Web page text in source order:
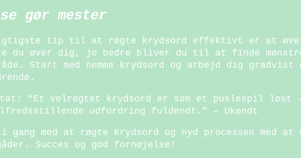
gør mester
tip til at røgte krydsord effektivt er at øve
du øver dig, jo bedre bliver du til at finde
Start med nemme krydsord og arbejd dig
“Et velrøgtet krydsord er som et puslespil løst
udfordring fuldendt.” – Ukendt
i gang med at røgte krydsord og nyd processen med at
Succes og god fornøjelse!